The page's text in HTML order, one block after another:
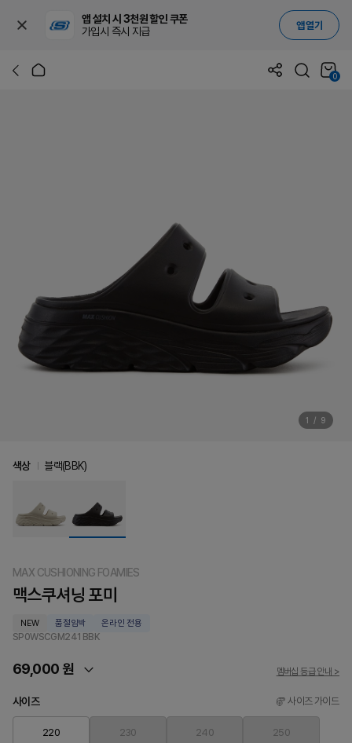
앱 설치 시 3천원 할인 쿠폰
가입시 즉시 지급
앱 열기
0
1 / 9
MAX CUSHIONING FOAMIES
맥스쿠셔닝 포미
NEW 품절임박 온라인 전용
SP0WSCGM241 BBK
69,000 원 멤버십 등급 안내 >
색상 블랙(BBK)
사이즈 사이즈 가이드
220 230 240 250